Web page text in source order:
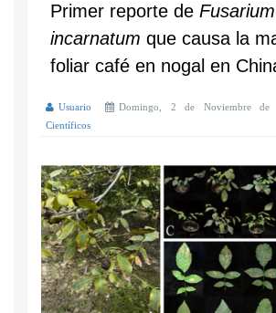
Primer reporte de Fusarium
incarnatum que causa la
foliar café en nogal en
Usuario Domingo, 2 de Noviembre de
Científicos